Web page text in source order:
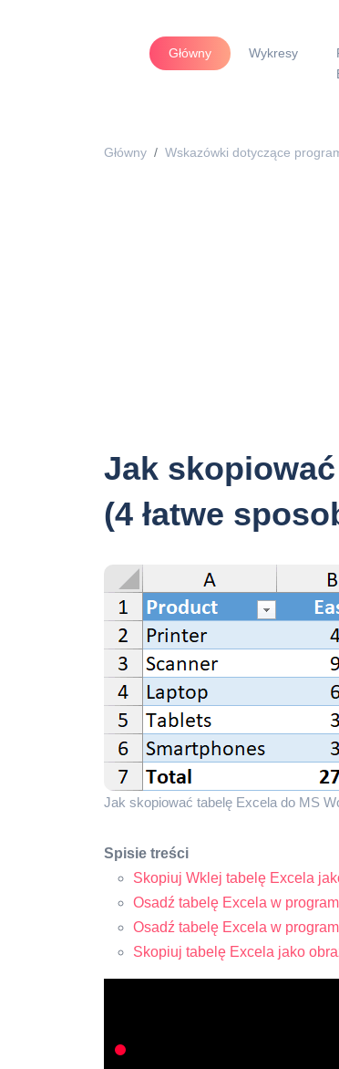
Główny Wykresy
Główny Wskazówki dotyczące
Jak
(4 łatwe
Jak skopiować tabelę Excela do MS
Spisie treści
Skopiuj Wklej tabelę Excela
Osadź tabelę Excela w
Osadź tabelę Excela w
Skopiuj tabelę Excela jako